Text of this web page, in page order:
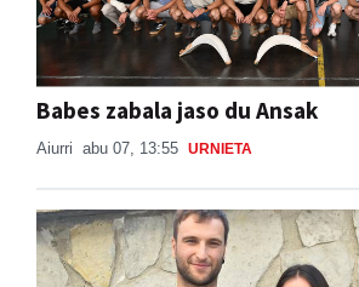
Babes zabala jaso du Ansak
Aiurri abu 07, 13:55 URNIETA